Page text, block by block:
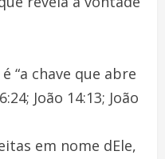
“a chave que abre
João 14:13; João
em nome dEle,